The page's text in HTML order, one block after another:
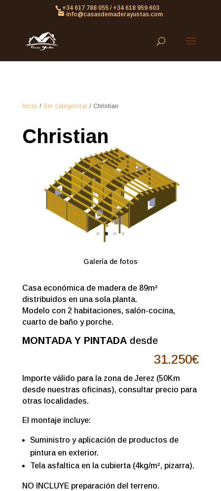
861613063953479
+34 617 788 055 / +34 618 959 603
info@casasdemaderayustas.com
Inicio / Sin categorizar/ Christian
Christian
Galería de fotos
Casa económica de madera de 89m²
distribuidos en una sola planta.
Modelo con 2 habitaciones, salón-cocina,
cuarto de baño y porche.
MONTADA Y PINTADAdesde
31.250€
Importe válido para la zona de Jerez (50Km
desde nuestras oficinas), consultar precio para
otras localidades.
El montaje incluye:
Suministro y aplicación de productos de
pintura en exterior.
Tela asfaltica en la cubierta (4kg/m², pizarra).
NO INCLUYE preparación del terreno.